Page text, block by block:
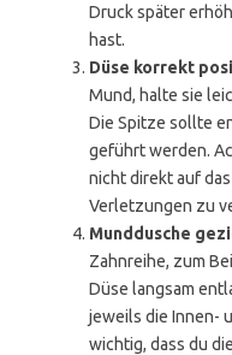
Druck später
hast.
Düse korrekt
Mund, halte sie
Die Spitze sollte
geführt werden.
nicht direkt auf
Verletzungen zu
Munddusche
Zahnreihe, zum
Düse langsam
jeweils die Innen-
wichtig, dass du